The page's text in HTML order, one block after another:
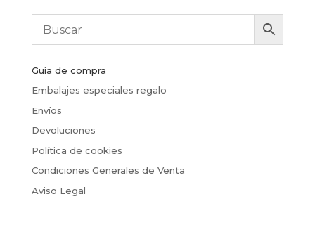
Guía de compra
Embalajes especiales regalo
Envíos
Devoluciones
Política de cookies
Condiciones Generales de Venta
Aviso Legal